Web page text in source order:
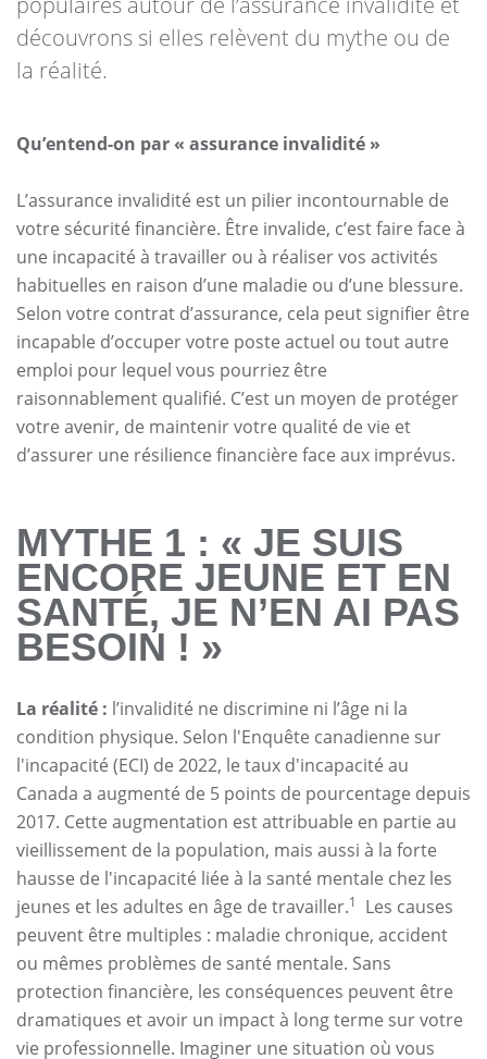
découvrons si elles relèvent du mythe ou de
la réalité.
Qu’entend-on par « assurance invalidité »
L’assurance invalidité est un pilier incontournable de
votre sécurité financière. Être invalide, c’est faire face à
une incapacité à travailler ou à réaliser vos activités
habituelles en raison d’une maladie ou d’une blessure.
Selon votre contrat d’assurance, cela peut signifier être
incapable d’occuper votre poste actuel ou tout autre
emploi pour lequel vous pourriez être
raisonnablement qualifié. C’est un moyen de protéger
votre avenir, de maintenir votre qualité de vie et
d’assurer une résilience financière face aux imprévus.
MYTHE 1 : « JE SUIS
ENCORE JEUNE ET EN
SANTÉ, JE N’EN AI PAS
BESOIN ! »
La réalité : l’invalidité ne discrimine ni l’âge ni la
condition physique. Selon l'Enquête canadienne sur
l'incapacité (ECI) de 2022, le taux d'incapacité au
Canada a augmenté de 5 points de pourcentage depuis
2017. Cette augmentation est attribuable en partie au
vieillissement de la population, mais aussi à la forte
hausse de l'incapacité liée à la santé mentale chez les
jeunes et les adultes en âge de travailler.1
Les causes
peuvent être multiples : maladie chronique, accident
ou mêmes problèmes de santé mentale. Sans
protection financière, les conséquences peuvent être
dramatiques et avoir un impact à long terme sur votre
vie professionnelle. Imaginer une situation où vous